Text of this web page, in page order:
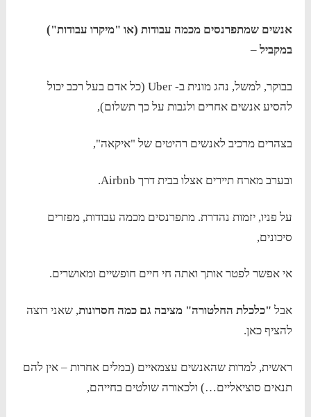
אנשים שמתפרנסים מכמה עבודות (או "מיקרו עבודות")
במקביל–
בבוקר, למשל, נהג מונית ב- Uber (כל אדם בעל רכב יכול
להסיע אנשים אחרים ולגבות על כך תשלום),
בצהרים מרכיב לאנשים רהיטים של "איקאה",
ובערב מארח תיירים אצלו בבית דרך Airbnb.
על פניו, יזמות נהדרת. מתפרנסים מכמה עבודות, מפזרים
סיכונים,
אי אפשר לפטר אותך ואתה חי חיים חופשיים ומאושרים.
אבל "כלכלת החלטורה" מציבה גם כמה חסרונות, שאני רוצה
להציף כאן.
ראשית, למרות שהאנשים עצמאיים (במלים אחרות – אין להם
תנאים סוציאליים…) ולכאורה שולטים בחייהם,